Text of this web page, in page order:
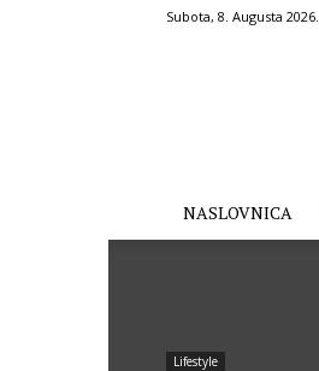
Subota, 8. Augusta 2026.
NASLOVNICA
Lifestyle